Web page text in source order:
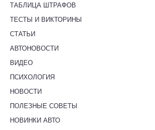
ТАБЛИЦА ШТРАФОВ
ТЕСТЫ И ВИКТОРИНЫ
СТАТЬИ
АВТОНОВОСТИ
ВИДЕО
ПСИХОЛОГИЯ
НОВОСТИ
ПОЛЕЗНЫЕ СОВЕТЫ
НОВИНКИ АВТО